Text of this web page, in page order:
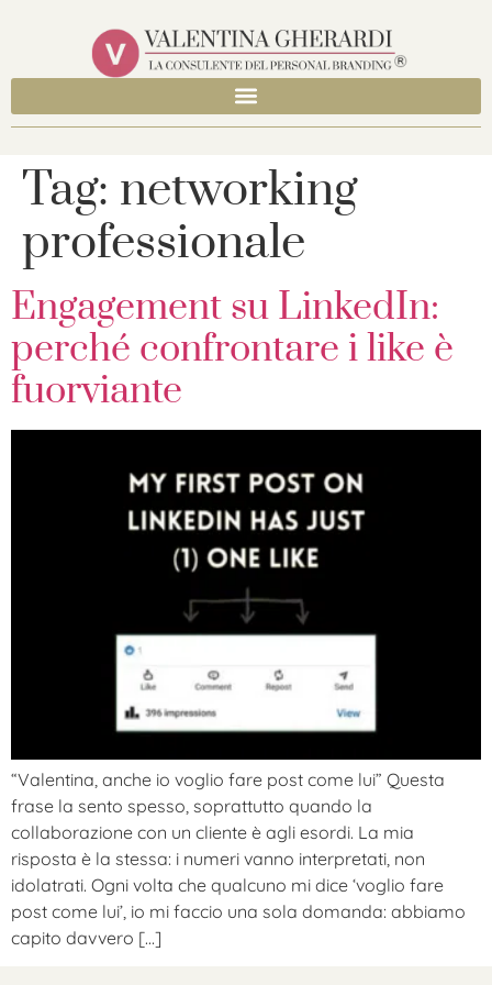
Tag: networking
professionale
Engagement su LinkedIn:
perché confrontare i like è
fuorviante
“Valentina, anche io voglio fare post come lui” Questa
frase la sento spesso, soprattutto quando la
collaborazione con un cliente è agli esordi. La mia
risposta è la stessa: i numeri vanno interpretati, non
idolatrati. Ogni volta che qualcuno mi dice ‘voglio fare
post come lui’, io mi faccio una sola domanda: abbiamo
capito davvero […]